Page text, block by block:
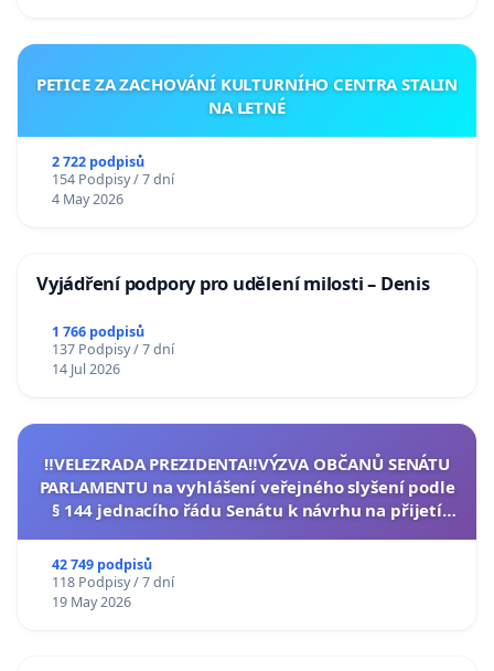
PETICE ZA ZACHOVÁNÍ KULTURNÍHO CENTRA STALIN
NA LETNÉ
2 722 podpisů
154 Podpisy / 7 dní
4 May 2026
Vyjádření podpory pro udělení milosti – Denis
1 766 podpisů
137 Podpisy / 7 dní
14 Jul 2026
‼️VELEZRADA PREZIDENTA‼️VÝZVA OBČANŮ SENÁTU
PARLAMENTU na vyhlášení veřejného slyšení podle
§ 144 jednacího řádu Senátu k návrhu na přijetí
42 749 podpisů
118 Podpisy / 7 dní
19 May 2026